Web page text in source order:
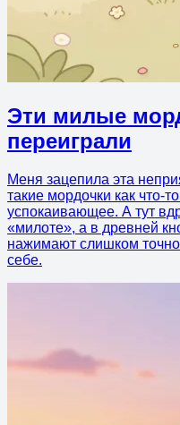
Эти милые
переиграли
Меня зацепила эта
такие мордочки как что-
успокаивающее. А тут
«милоте», а в древней
нажимают слишком
себе.